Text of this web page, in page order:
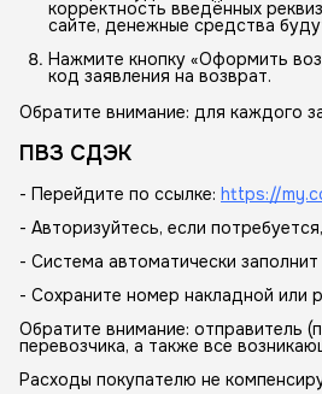
корректность введённых
сайте, денежные средства
Нажмите кнопку «Оформить
код заявления на возврат.
Обратите внимание: для каждого
ПВЗ СДЭК
- Перейдите по ссылке: https://
- Авторизуйтесь, если
- Система автоматически
- Сохраните номер накладной или
Обратите внимание: отправитель
перевозчика, а также все
Расходы покупателю не